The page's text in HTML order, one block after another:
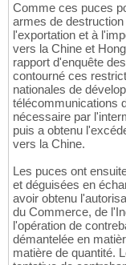
Comme ces puces
armes de
l'exportation et à
vers la Chine et
rapport d'enquête
contourné ces
nationales de
télécommunications
nécessaire par
puis a obtenu
vers la Chine.
Les puces ont
et déguisées en
avoir obtenu
du Commerce, de
l'opération de
démantelée en
matière de quantité.